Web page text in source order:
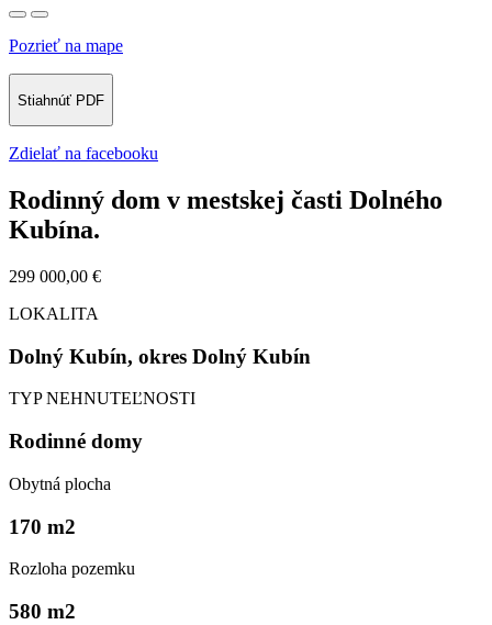
Pozrieť na mape
Stiahnúť PDF
Zdielať na facebooku
Rodinný dom v mestskej časti Dolného
Kubína.
299 000,00 €
LOKALITA
Dolný Kubín, okres Dolný Kubín
TYP NEHNUTEĽNOSTI
Rodinné domy
Obytná plocha
170 m2
Rozloha pozemku
580 m2